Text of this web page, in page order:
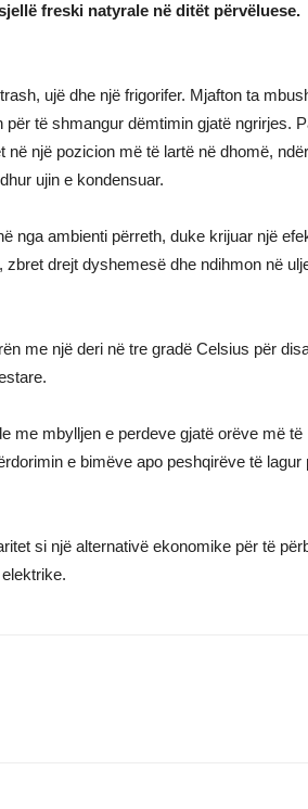
freski natyrale në ditët përvëluese.
ujë dhe një frigorifer. Mjafton ta
të shmangur dëmtimin gjatë ngrirjes.
në një pozicion më të lartë në dhomë,
ujin e kondensuar.
nga ambienti përreth, duke krijuar një
drejt dyshemesë dhe ndihmon në
me një deri në tre gradë Celsius për
me mbylljen e perdeve gjatë orëve më të
e bimëve apo peshqirëve të lagur
si një alternativë ekonomike për të